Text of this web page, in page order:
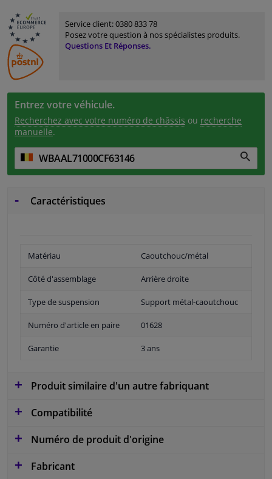
Service client:0380 833 78
Posez votre question à nos spécialistes produits.
Questions Et Réponses.
Entrez votre véhicule.
Recherchez avec votre numéro de châssis ou recherche
manuelle.
Caractéristiques
Matériau Caoutchouc/métal
Côté d'assemblage Arrière droite
Type de suspension Support métal-caoutchouc
Numéro d'article en paire 01628
Garantie 3 ans
Produit similaire d'un autre fabriquant
Compatibilité
Numéro de produit d'origine
Fabricant